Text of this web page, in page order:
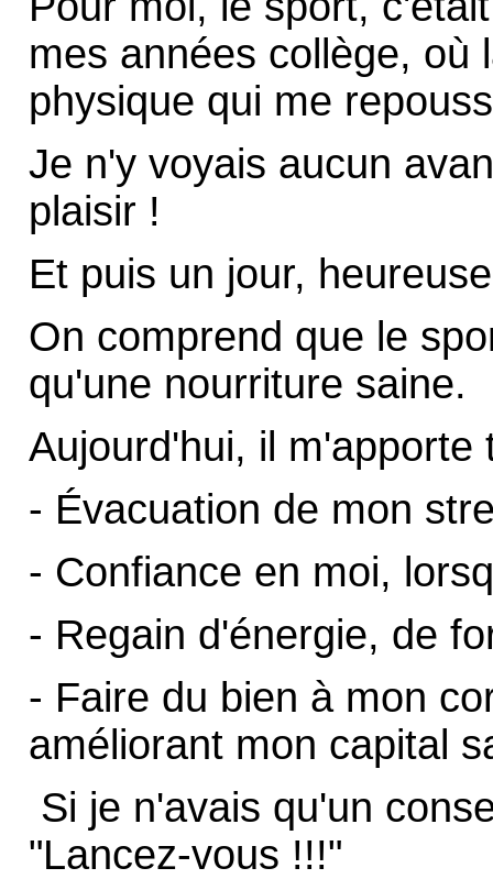
mes années collège, où
physique qui me
Je n'y voyais aucun
plaisir !
Et puis un jour,
On comprend que le
qu'une nourriture saine.
Aujourd'hui, il m'apporte
- Évacuation de mon
- Confiance en moi,
- Regain d'énergie, de
- Faire du bien à mon
améliorant mon capital
Si je n'avais qu'un
"Lancez-vous !!!"